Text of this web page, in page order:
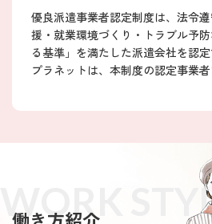
優良派遣事業者認定制度は、法令
援・就業環境づくり・トラブル予
る基準」を満たした派遣会社を認
プラネットは、本制度の認定事業者
WORK